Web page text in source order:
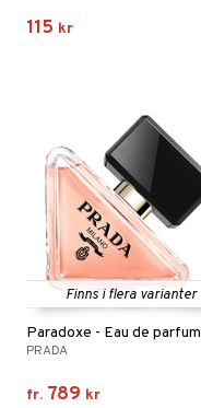
115 kr
Finns i flera varianter
Paradoxe - Eau de parfum
PRADA
fr. 789 kr